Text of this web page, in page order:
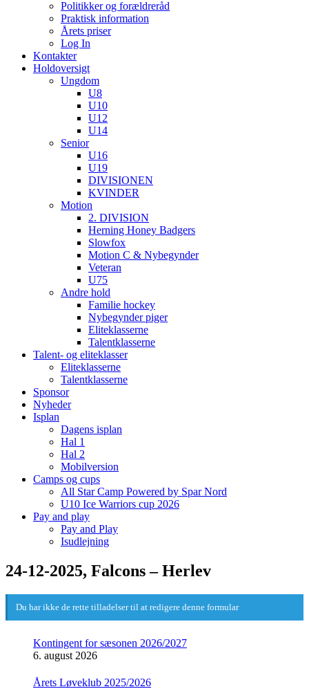
Politikker og forældreråd
Praktisk information
Årets priser
Log In
Kontakter
Holdoversigt
Ungdom
U8
U10
U12
U14
Senior
U16
U19
DIVISIONEN
KVINDER
Motion
2. DIVISION
Herning Honey Badgers
Slowfox
Motion C & Nybegynder
Veteran
U75
Andre hold
Familie hockey
Nybegynder piger
Eliteklasserne
Talentklasserne
Talent- og eliteklasser
Eliteklasserne
Talentklasserne
Sponsor
Nyheder
Isplan
Dagens isplan
Hal 1
Hal 2
Mobilversion
Camps og cups
All Star Camp Powered by Spar Nord
U10 Ice Warriors cup 2026
Pay and play
Pay and Play
Isudlejning
24-12-2025, Falcons – Herlev
Du har ikke de rette tilladelser til at redigere denne formular
Kontingent for sæsonen 2026/2027
6. august 2026
Årets Løveklub 2025/2026